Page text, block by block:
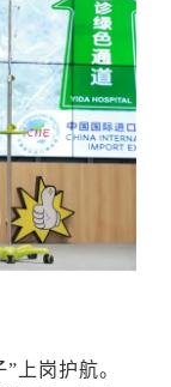
”上岗护航。